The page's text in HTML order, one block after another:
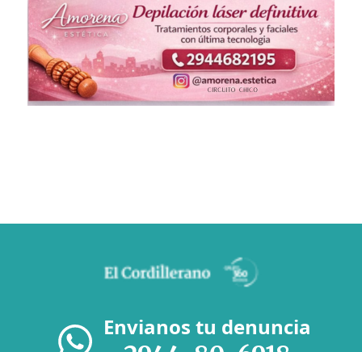
Envianos tu denuncia